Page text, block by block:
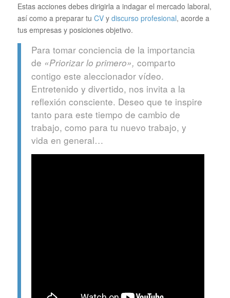
Estas acciones debes dirigirla a indagar el mercado laboral,
así como a preparar tu CVy discurso profesional, acorde a
tus empresas y posiciones objetivo.
Para tomar conciencia de la importancia
de «Priorizar lo primero», comparto
contigo este aleccionador vídeo.
Entretenido y divertido, nos invita a la
reflexión consciente. Deseo que te inspire
tanto para este tiempo de cambio de
trabajo, como para tu nuevo trabajo, y
vida en general…